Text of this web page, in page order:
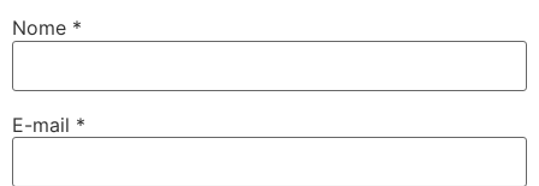
Nome *
E-mail *